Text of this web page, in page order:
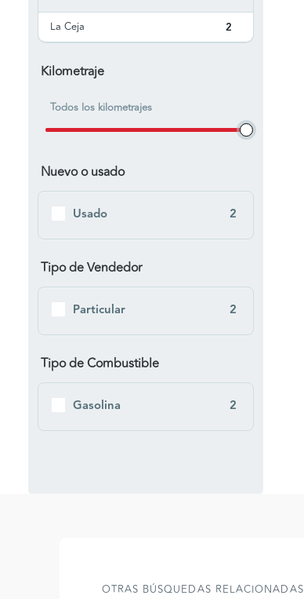
La Ceja
2
Kilometraje
Todos los kilometrajes
Nuevo o usado
Usado 2
Tipo de Vendedor
Particular 2
Tipo de Combustible
Gasolina 2
OTRAS BÚSQUEDAS RELACIONADAS